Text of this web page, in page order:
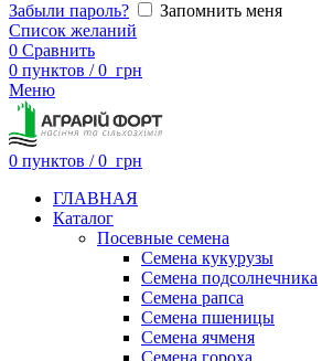
Забыли пароль?
Запомнить меня
Список желаний
0 Сравнить
0 пунктов / 0 грн
Меню
0 пунктов / 0 грн
ГЛАВНАЯ
Каталог
Посевные семена
Семена кукурузы
Семена подсолнечника
Семена рапса
Семена пшеницы
Семена ячменя
Семена гороха